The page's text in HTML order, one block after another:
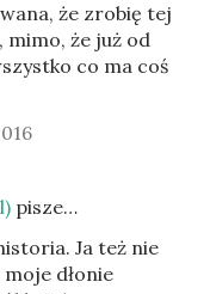
że zrobię tej
mimo, że już od
co ma coś
pisze…
Ja też nie
dłonie